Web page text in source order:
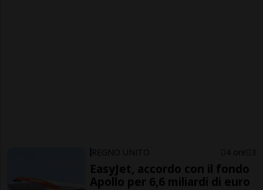
REGNO UNITO 4 ore 3
EasyJet, accordo con il fondo
Apollo per 6,6 miliardi di euro